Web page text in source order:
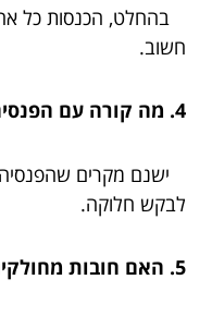
בהחלט, הכנסות כל
חשוב.
4. מה קורה עם הפנסיה?
ישנם מקרים
לבקש חלוקה.
5. האם חובות מחולקים גם כן?